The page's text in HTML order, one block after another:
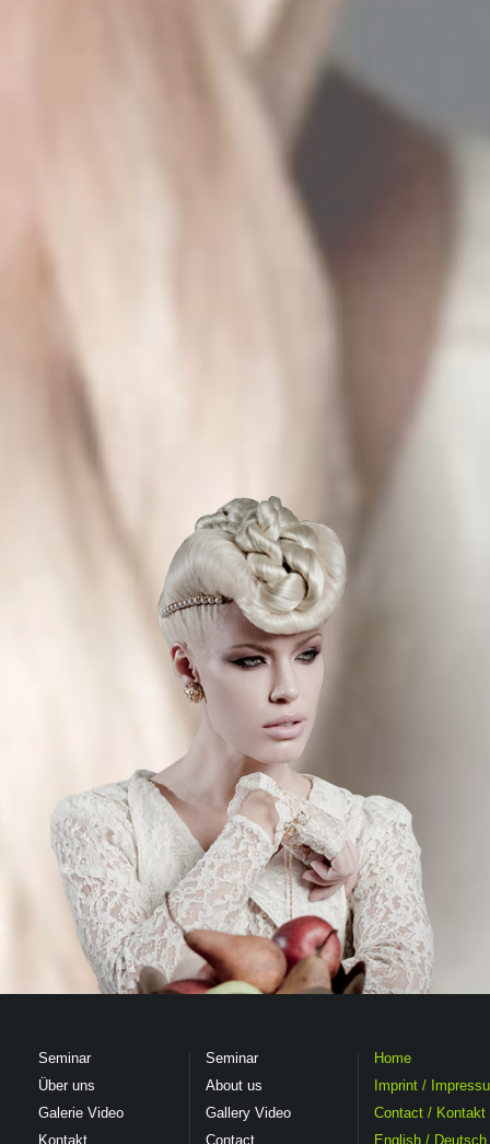
Seminar
Über uns
Galerie Video
Kontakt
Seminar
About us
Gallery Video
Contact
Home
Imprint /
Contact / Kontakt
English / Deutsch